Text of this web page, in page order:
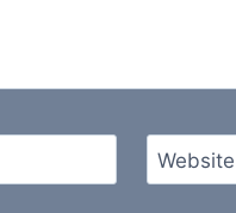
Website